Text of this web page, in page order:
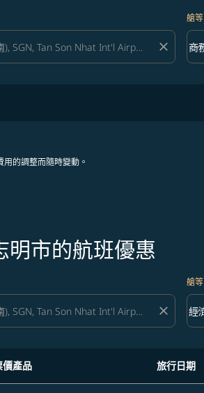
close
艙等
艙
商
keyboard_arrow_down
的調整而隨時變動。
明市的航班優惠
close
艙等
艙
經
keyboard_arrow_down
價產品 旅行日期